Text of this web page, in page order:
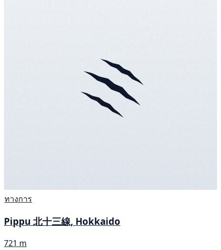
ทางการ
Pippu 北十三線, Hokkaido
721 m